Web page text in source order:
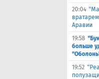
20:04
Аравии
19:58
больше
19:52